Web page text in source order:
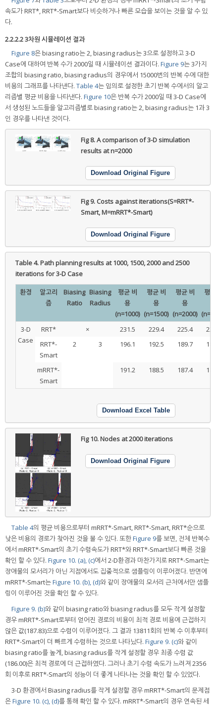
속도가 RRT*, RRT*-Smart보다 비슷하거나 빠른 모습을 보이는 것을 알 수 있
다.
2.2.2.2 3차원 시뮬레이션 결과
Figure 8은 biasing ratio는 2, biasing radius는 3으로 설정하고 3-D
Case에 대하여 반복 수가 2000일 때 시뮬레이션 결과이다. Figure 9는 3가지
조합의 biasing ratio, biasing radius의 경우에서 15000번의 반복 수에 대한
비용의 그래프를 나타낸다. Table 4는 임의로 설정한 초기 반복 수에서의 알고
리즘별 평균 비용을 나타낸다. Figure 10은 반복 수가 2000일 때 3-D Case에
서 생성된 노드들을 알고리즘별로 biasing ratio는 2, biasing radius는 1과 3
인 경우를 나타낸 것이다.
Fig 8.A comparison of 3-D simulation
results at n=2000
Download Original Figure
Fig 9. Costs against iterations(S=RRT*-
Smart, M=mRRT*-Smart)
Download Original Figure
Table 4.Path planning results at 1000, 1500, 2000 and 2500
iterations for 3-D Case
환경
알고리
즘
Biasing
Ratio
Biasing
Radius
평균 비
용
(n=1000)
평균 비
용
(n=1500)
평균 비
용
(n=2000)
평균
3-D
Case
RRT* × 231.5 229.4 225.4
222.3
RRT*-
Smart
2 3 196.1 192.5 189.7 188.8
mRRT*-
Smart
191.2 188.5 187.4 186.5
Download Excel Table
Fig 10.Nodes at 2000 iterations
Download Original Figure
Table 4의 평균 비용으로부터 mRRT*-Smart, RRT*-Smart, RRT*순으로
낮은 비용의 경로가 찾아진 것을 볼 수 있다. 또한Figure 9를 보면, 전체 반복수
에서 mRRT*-Smart의 초기 수렴속도가 RRT*와 RRT*-Smart보다 빠른 것을
확인 할 수 있다. Figure 10. (a), (c)에서 2-D환경과 마찬가지로 RRT*-Smart는
장애물의 모서리가 아닌 지점에서도 집중적으로 샘플링이 이루어졌다. 반면에
mRRT*-Smart는Figure 10. (b), (d)와 같이 장애물의 모서리 근처에서만 샘플
링이 이루어진 것을 확인 할 수 있다.
Figure 9. (b)와 같이 biasing ratio와 biasing radius를 모두 작게 설정할
경우 mRRT*-Smart로부터 얻어진 경로의 비용이 최적 경로 비용에 근접하지
않은 값(187.83)으로 수렴이 이루어졌다. 그 결과 13811회의 반복 수 이후부터
RRT*-Smart이 더 빠르게 수렴하는 것으로 나타났다. Figure 9. (c)와 같이
biasing ratio를 높게, biasing radius를 작게 설정할 경우 최종 수렴 값
(186.00)은 최적 경로에 더 근접하였다. 그러나 초기 수렴 속도가 느려져 2356
회 이후로 RRT*-Smart의 성능이 더 좋게 나타나는 것을 확인 할 수 있었다.
3-D 환경에서 Biasing radius를 작게 설정할 경우 mRRT*-Smart의 문제점
은Figure 10. (c), (d)를 통해 확인 할 수 있다. mRRT*-Smart의 경우 연속된 세